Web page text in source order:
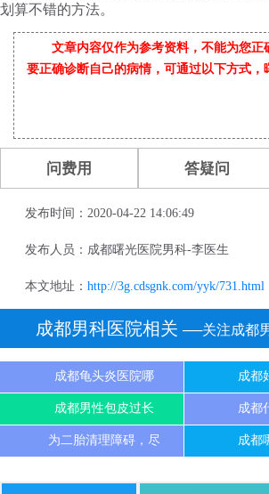
划算不错的方法。
文章内容仅作为参考资料，不能为您
要正确诊断自己的病情，可通过以下方式，
问费用 答疑问
发布时间：2020-04-22 14:06:49
发布人员：成都曙光医院男科-李医生
本文地址： http://3g.cdsgnk.com/yyk/731.html
成都男科医院相关 ──关注成都
成都龟头炎医院哪 成都
成都男性包皮过长 成都
为二胎清理障碍，尽 成都